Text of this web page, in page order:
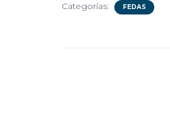
Categorías: FEDAS